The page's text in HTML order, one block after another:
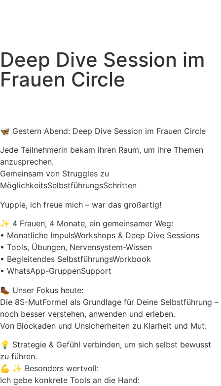
Deep Dive Session im
Frauen Circle
🦋 Gestern Abend: Deep Dive Session im Frauen Circle
Jede Teilnehmerin bekam ihren Raum, um ihre Themen
anzusprechen.
Gemeinsam von Struggles zu
MöglichkeitsSelbstführungsSchritten
Yuppie, ich freue mich – war das großartig!
✨ 4 Frauen, 4 Monate, ein gemeinsamer Weg:
• Monatliche ImpulsWorkshops & Deep Dive Sessions
• Tools, Übungen, Nervensystem-Wissen
• Begleitendes SelbstführungsWorkbook
• WhatsApp-GruppenSupport
🥾 Unser Fokus heute:
Die 8S-MutFormel als Grundlage für Deine Selbstführung –
noch besser verstehen, anwenden und erleben.
Von Blockaden und Unsicherheiten zu Klarheit und Mut:
💡 Strategie & Gefühl verbinden, um sich selbst bewusst
zu führen.
💪 ✨ Besonders wertvoll:
Ich gebe konkrete Tools an die Hand: